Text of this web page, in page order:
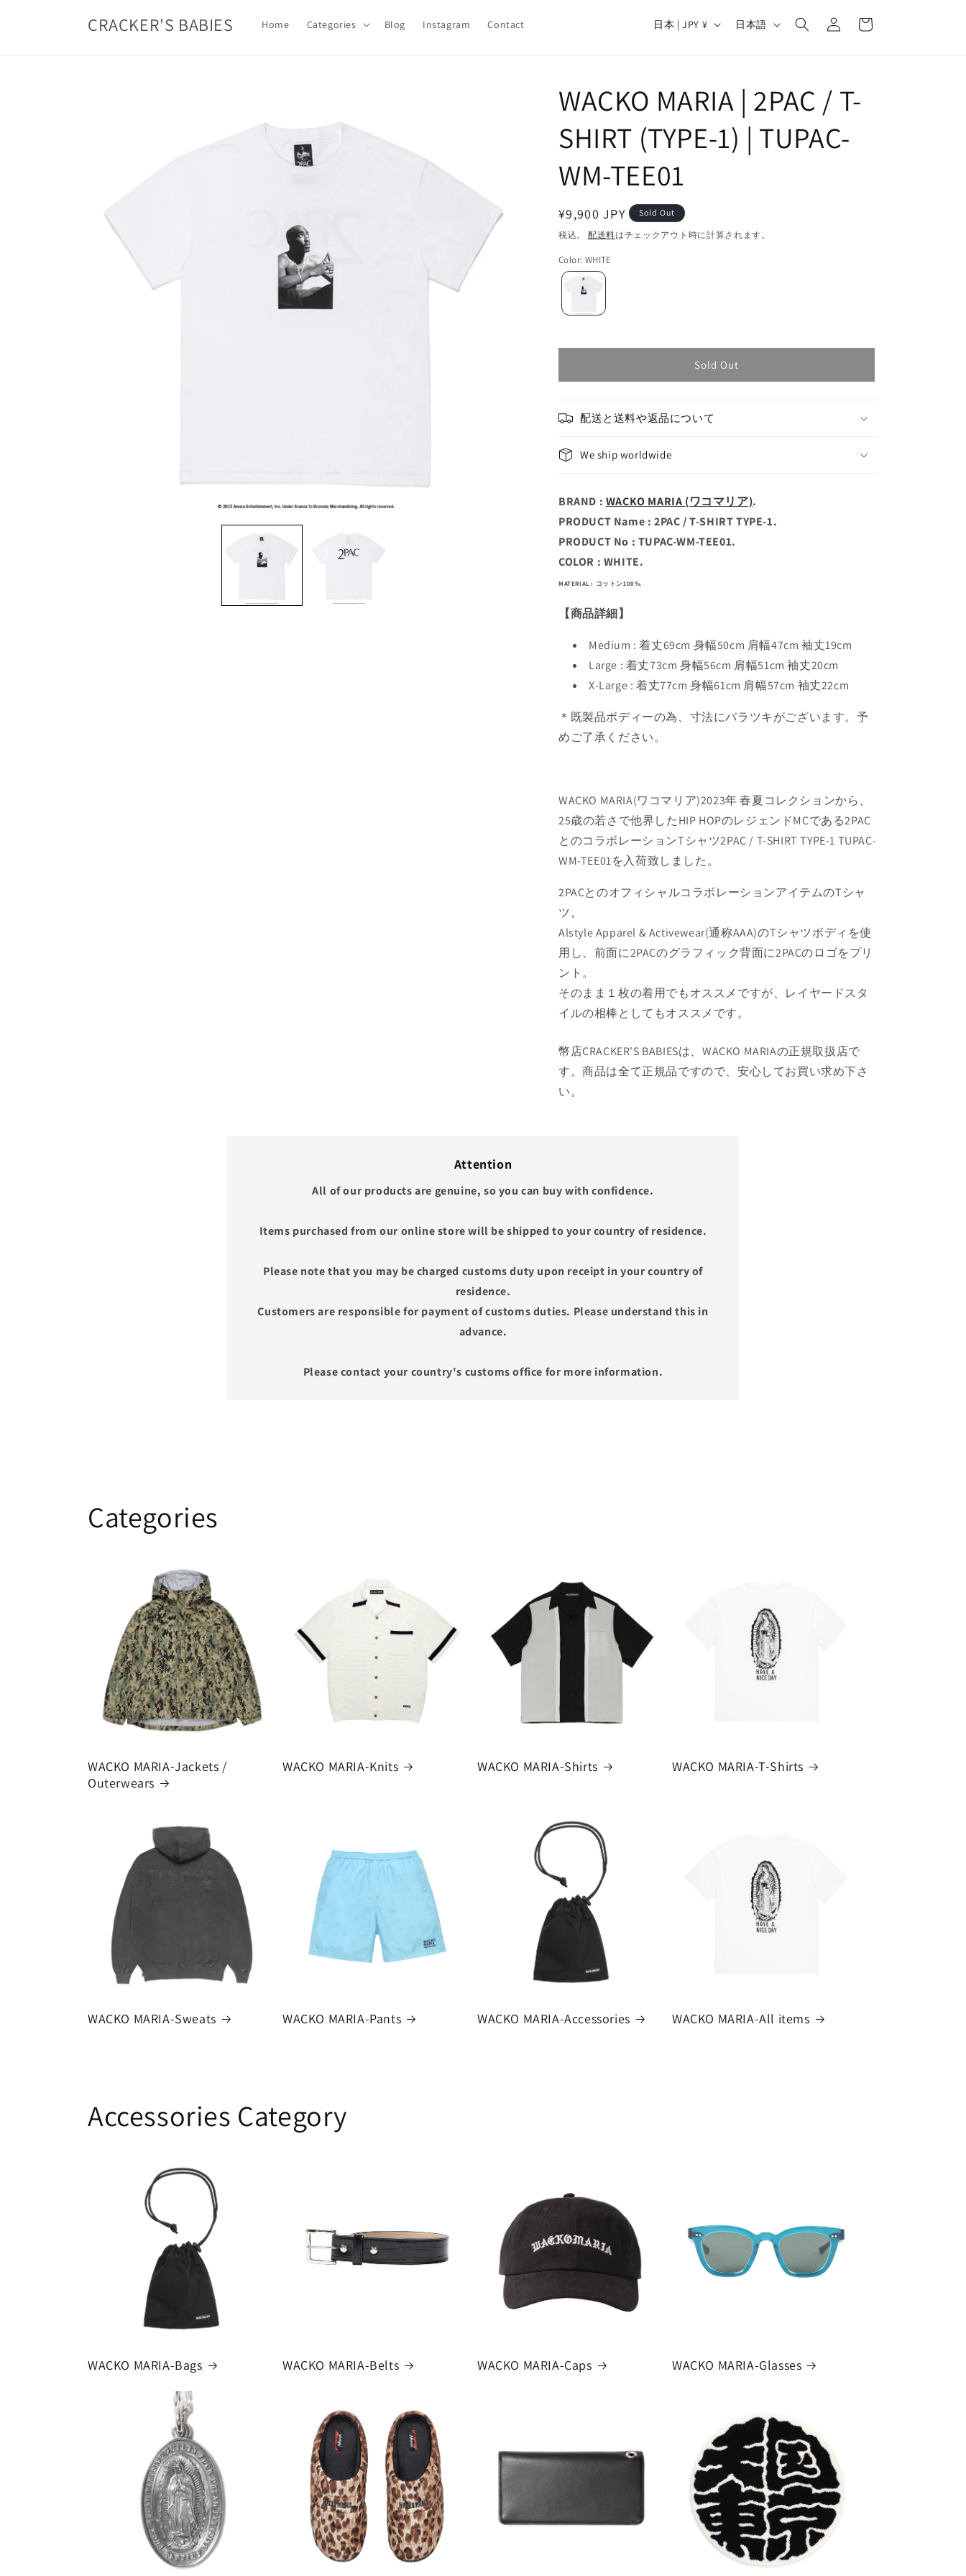
CRACKER'S BABIES Home Categories Blog Instagram Contact
国
域
日本 | JPY ¥
言
日本語
グ
イ
ー
WACKO MARIA | 2PAC / T-
SHIRT (TYPE-1) | TUPAC-
WM-TEE01
通
常
価
格
¥9,900 JPY Sold Out
税込。 配送料はチェックアウト時に計算されます。
Color: WHITE
Sold Out
配送と送料や返品について
We ship worldwide
BRAND : WACKO MARIA (ワコマリア).
PRODUCT Name : 2PAC / T-SHIRT TYPE-1.
PRODUCT No : TUPAC-WM-TEE01.
COLOR : WHITE.
MATERIAL : コットン100%.
【商品詳細】
Medium : 着丈69cm 身幅50cm 肩幅47cm 袖丈19cm
Large : 着丈73cm 身幅56cm 肩幅51cm 袖丈20cm
X-Large : 着丈77cm 身幅61cm 肩幅57cm 袖丈22cm
＊既製品ボディーの為、寸法にバラツキがございます。予
めご了承ください。
WACKO MARIA(ワコマリア)2023年 春夏コレクションから、
25歳の若さで他界したHIP HOPのレジェンドMCである2PAC
とのコラボレーションTシャツ2PAC / T-SHIRT TYPE-1 TUPAC-
WM-TEE01を入荷致しました。
2PACとのオフィシャルコラボレーションアイテムのTシャ
ツ。
Alstyle Apparel & Activewear(通称AAA)のTシャツボディを使
用し、前面に2PACのグラフィック背面に2PACのロゴをプリ
ント。
そのまま１枚の着用でもオススメですが、レイヤードスタ
イルの相棒としてもオススメです。
幣店CRACKER'S BABIESは、WACKO MARIAの正規取扱店で
す。商品は全て正規品ですので、安心してお買い求め下さ
い。
Attention
All of our products are genuine, so you can buy with confidence.
Items purchased from our online store will be shipped to your country of residence.
Please note that you may be charged customs duty upon receipt in your country of
residence.
Customers are responsible for payment of customs duties. Please understand this in
advance.
Please contact your country's customs office for more information.
Categories
WACKO MARIA-Jackets /
Outerwears
WACKO MARIA-Knits WACKO MARIA-Shirts WACKO MARIA-T-Shirts
WACKO MARIA-Sweats WACKO MARIA-Pants WACKO MARIA-Accessories WACKO MARIA-All items
Accessories Category
WACKO MARIA-Bags WACKO MARIA-Belts WACKO MARIA-Caps WACKO MARIA-Glasses